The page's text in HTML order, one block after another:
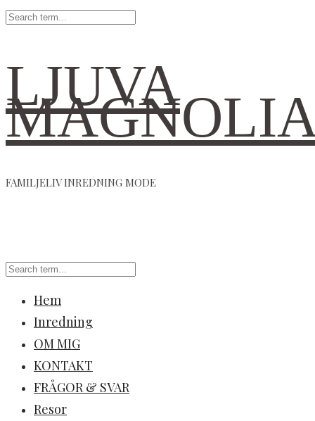
LJUVA
FAMILJELIV INREDNING MODE
Hem
Inredning
OM MIG
KONTAKT
FRÅGOR & SVAR
Resor